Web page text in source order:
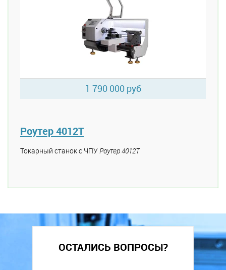
1 790 000 руб
Роутер 4012Т
Токарный станок с ЧПУ Роутер 4012Т
ОСТАЛИСЬ ВОПРОСЫ?